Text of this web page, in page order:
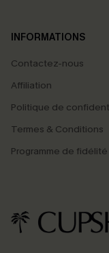
INFORMATIONS
Contactez-nous
Affiliation
Politique de
Termes & Conditions
Programme de fidélité
-15%
*Un code
En soumettant votre
marketing (y compris
reconnaissez avoir pris
pouvons utiliser les
produits susceptibles
confidentialité
. Vous